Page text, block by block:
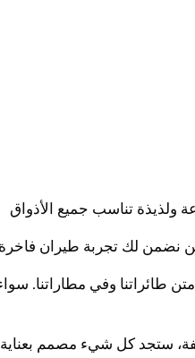
ولذيذة تناسب جميع الأذواق
نضمن لك تجربة طيران فاخرة
طائراتنا وفي مطاراتنا.
ستجد كل شيء مصمم